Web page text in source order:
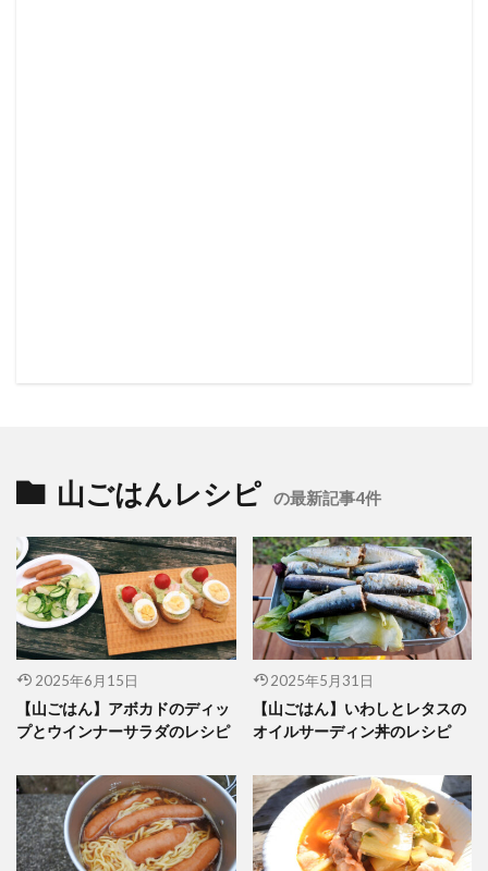
山ごはんレシピ の最新記事4件
2025年6月15日
【山ごはん】アボカドのディッ
プとウインナーサラダのレシピ
2025年5月31日
【山ごはん】いわしとレタスの
オイルサーディン丼のレシピ